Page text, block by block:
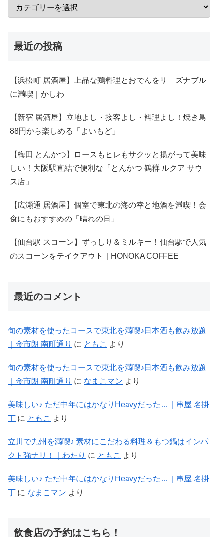
最近の投稿
【浜松町 居酒屋】上品な鶏料理とおでんをリーズナブル
に満喫｜かしわ
【新宿 居酒屋】立地よし・接客よし・料理よし！焼き鳥
88円から楽しめる「よいもど」
【梅田 とんかつ】ロースもヒレもサクッと揚がって美味
しい！大阪駅直結で便利な「とんかつ 鶴群 ルクア サウ
ス店」
【広瀬通 居酒屋】個室で東北の海の幸と地酒を満喫！会
食にもおすすめの「晴れの日」
【仙台駅 スコーン】ずっしり＆ミルキー！仙台駅で人気
のスコーンをテイクアウト｜HONOKA COFFEE
最近のコメント
旬の素材を使ったコースで東北を満喫♪日本酒も飲み放題
｜金市朗 南町通り に ともこ より
旬の素材を使ったコースで東北を満喫♪日本酒も飲み放題
｜金市朗 南町通り に なまこマン より
美味しい♪ ただ中年にはかなりHeavyだった…｜串屋 名掛
丁 に ともこ より
立川で九州を満喫♪ 素材にこだわる料理＆もつ鍋はインパ
クト強ナリ！｜わたり に ともこ より
美味しい♪ ただ中年にはかなりHeavyだった…｜串屋 名掛
丁 に なまこマン より
飲食店の予約はこちら！